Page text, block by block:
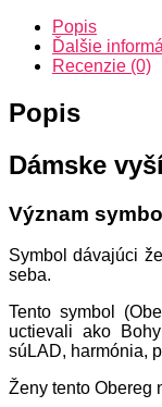
Popis
Ďalšie
Recenzie (0)
Popis
Dámske
Význam
Symbol dávajúci
seba.
Tento symbol
uctievali ako
súLAD, harmónia,
Ženy tento Obereg